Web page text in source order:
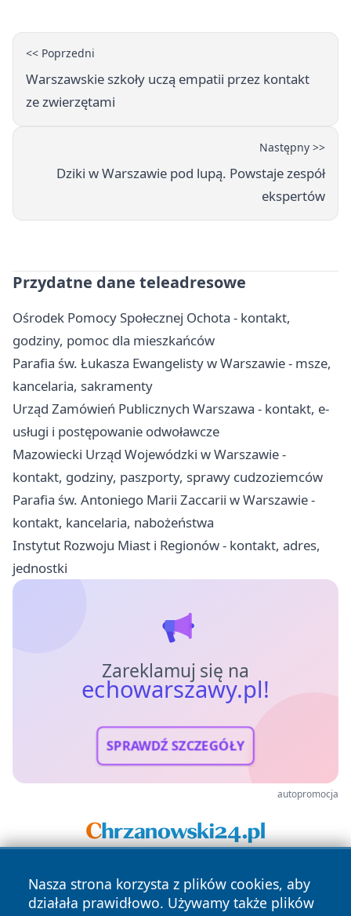
<< Poprzedni
Warszawskie szkoły uczą empatii przez kontakt
ze zwierzętami
Następny >>
Dziki w Warszawie pod lupą. Powstaje zespół
ekspertów
Przydatne dane teleadresowe
Ośrodek Pomocy Społecznej Ochota - kontakt,
godziny, pomoc dla mieszkańców
Parafia św. Łukasza Ewangelisty w Warszawie - msze,
kancelaria, sakramenty
Urząd Zamówień Publicznych Warszawa - kontakt, e-
usługi i postępowanie odwoławcze
Mazowiecki Urząd Wojewódzki w Warszawie -
kontakt, godziny, paszporty, sprawy cudzoziemców
Parafia św. Antoniego Marii Zaccarii w Warszawie -
kontakt, kancelaria, nabożeństwa
Instytut Rozwoju Miast i Regionów - kontakt, adres,
jednostki
Zareklamuj się na
echowarszawy.pl!
SPRAWDŹ SZCZEGÓŁY
autopromocja
Nasza strona korzysta z plików cookies, aby
działała prawidłowo. Używamy także plików